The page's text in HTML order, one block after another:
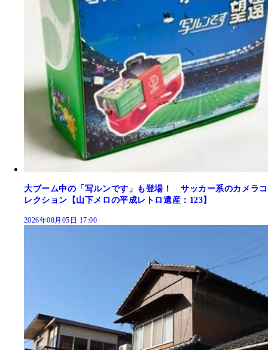
大ブーム中の「写ルンです」も登場！ サッカー系のカメラコ
レクション【山下メロの平成レトロ遺産：123】
2026年08月05日 17:00